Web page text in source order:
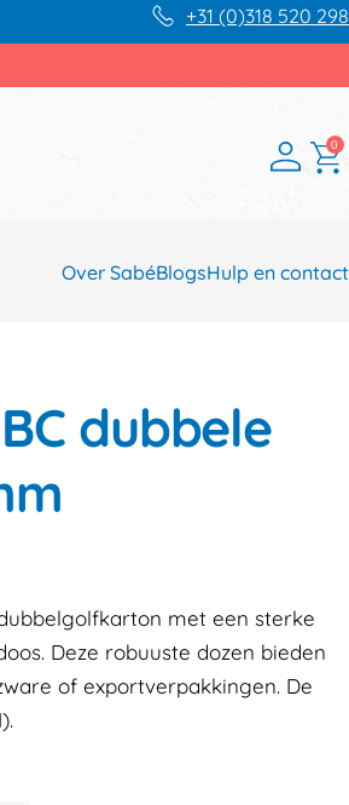
+31 (0)318 520 298
0
Over SabéBlogsHulp en contact
dubbele
met een sterke
Deze robuuste dozen bieden
of exportverpakkingen. De